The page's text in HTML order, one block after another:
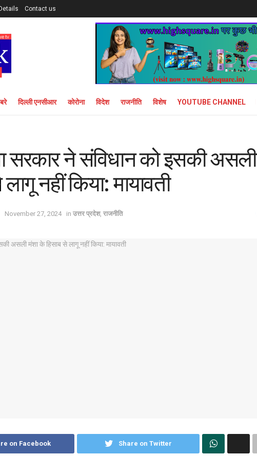
Contact us
दिल्ली एनसीआर कोरोना विदेश राजनीति विशेष YOUTUBE CHANNEL
सरकार ने संविधान को इसकी असली
नहीं किया: मायावती
November 27, 2024 in उत्तर प्रदेश, राजनीति
on Facebook Share on Twitter